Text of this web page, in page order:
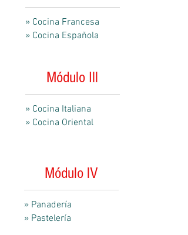
» Cocina Francesa
» Cocina Española
Módulo Ill
» Cocina Italiana
» Cocina Oriental
Módulo lV
» Panadería
» Pastelería